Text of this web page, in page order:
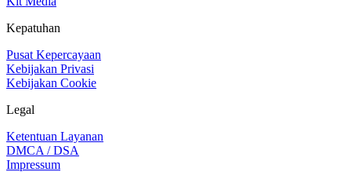
Kepatuhan
Pusat Kepercayaan
Kebijakan Privasi
Kebijakan Cookie
Legal
Ketentuan Layanan
DMCA / DSA
Impressum